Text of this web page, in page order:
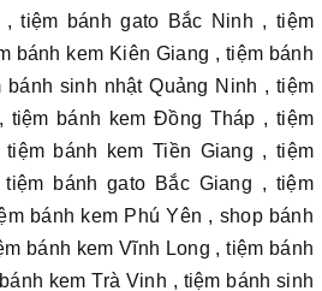
, tiệm bánh gato Bắc Ninh , tiệm
bánh kem Kiên Giang , tiệm bánh
sinh nhật Quảng Ninh , tiệm
tiệm bánh kem Đồng Tháp , tiệm
bánh kem Tiền Giang , tiệm
bánh gato Bắc Giang , tiệm
bánh kem Phú Yên , shop bánh
bánh kem Vĩnh Long , tiệm bánh
kem Trà Vinh , tiệm bánh sinh